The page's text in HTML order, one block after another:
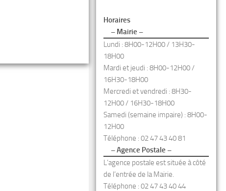
Horaires
– Mairie –
Lundi : 8H00-12H00 / 13H30-
18H00
Mardi et jeudi : 8H00-12H00 /
16H30-18H00
Mercredi et vendredi : 8H30-
12H00 / 16H30-18H00
Samedi (semaine impaire) : 8H00-
12H00
Téléphone : 02 47 43 40 81
– Agence Postale –
L’agence postale est située à côté
de l’entrée de la Mairie.
Téléphone : 02 47 43 40 44